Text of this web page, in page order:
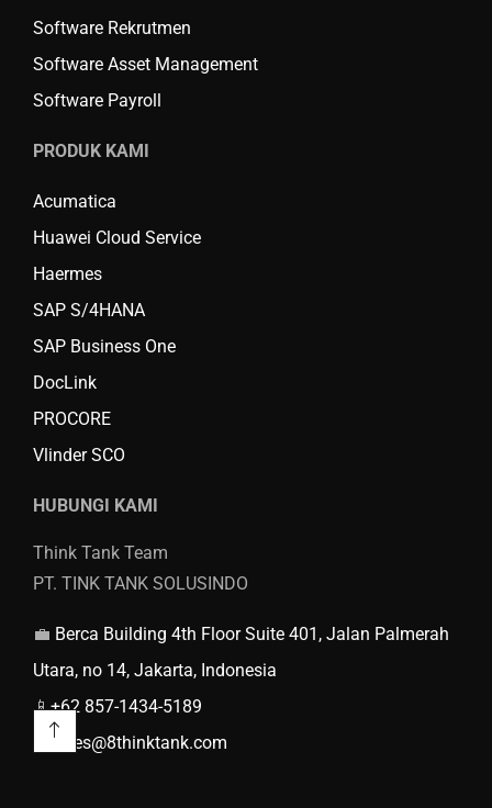
Software Rekrutmen
Software Asset Management
Software Payroll
PRODUK KAMI
Acumatica
Huawei Cloud Service
Haermes
SAP S/4HANA
SAP Business One
DocLink
PROCORE
Vlinder SCO
HUBUNGI KAMI
Think Tank Team
PT. TINK TANK SOLUSINDO
💼 Berca Building 4th Floor Suite 401, Jalan Palmerah
Utara, no 14, Jakarta, Indonesia
📱+62 857-1434-5189
sales@8thinktank.com